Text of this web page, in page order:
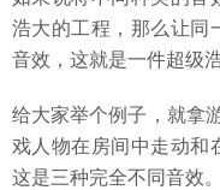
浩大的工程，那么让同
音效，这就是一件超级
给大家举个例子，就拿
戏人物在房间中走动和
这是三种完全不同音效。